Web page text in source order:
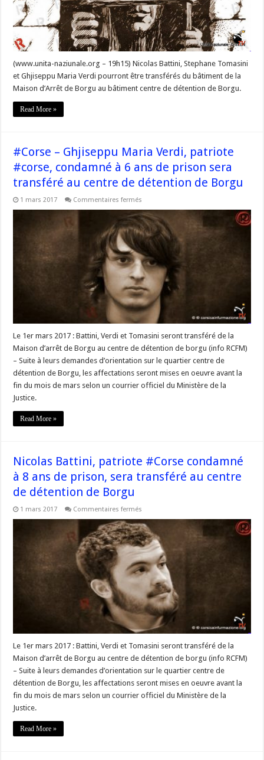
(www.unita-naziunale.org – 19h15) Nicolas Battini, Stephane Tomasini
et Ghjiseppu Maria Verdi pourront être transférés du bâtiment de la
Maison d’Arrêt de Borgu au bâtiment centre de détention de Borgu.
Read More »
#Corse – Ghjiseppu Maria Verdi, patriote
#corse, condamné à 6 ans de prison sera
transféré au centre de détention de Borgu
1 mars 2017 Commentaires fermés
–
Ghjiseppu
Maria
Verdi,
patriote
#corse,
condamné
à
6
ans
de
prison
sera
transféré
de
détention
de
Borgu
Le 1er mars 2017 : Battini, Verdi et Tomasini seront transféré de la
Maison d’arrêt de Borgu au centre de détention de borgu (info RCFM)
– Suite à leurs demandes d’orientation sur le quartier centre de
détention de Borgu, les affectations seront mises en oeuvre avant la
fin du mois de mars selon un courrier officiel du Ministère de la
Justice.
Read More »
Nicolas Battini, patriote #Corse condamné
à 8 ans de prison, sera transféré au centre
de détention de Borgu
1 mars 2017 Commentaires fermés
Battini,
patriote
#Corse
condamné
à
8
ans
prison,
sera
transféré
au
centre
détention
Borgu
Le 1er mars 2017 : Battini, Verdi et Tomasini seront transféré de la
Maison d’arrêt de Borgu au centre de détention de borgu (info RCFM)
– Suite à leurs demandes d’orientation sur le quartier centre de
détention de Borgu, les affectations seront mises en oeuvre avant la
fin du mois de mars selon un courrier officiel du Ministère de la
Justice.
Read More »